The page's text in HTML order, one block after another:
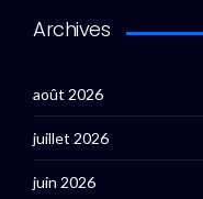
Archives
août 2026
juillet 2026
juin 2026